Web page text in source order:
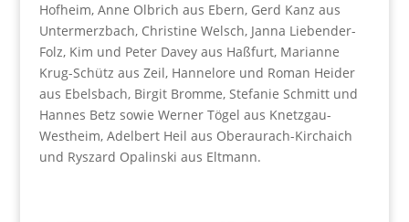
Hofheim, Anne Olbrich aus Ebern, Gerd Kanz aus
Untermerzbach, Christine Welsch, Janna Liebender-
Folz, Kim und Peter Davey aus Haßfurt, Marianne
Krug-Schütz aus Zeil, Hannelore und Roman Heider
aus Ebelsbach, Birgit Bromme, Stefanie Schmitt und
Hannes Betz sowie Werner Tögel aus Knetzgau-
Westheim, Adelbert Heil aus Oberaurach-Kirchaich
und Ryszard Opalinski aus Eltmann.